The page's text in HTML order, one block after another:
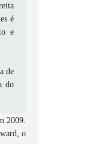
é
e
de
do
2009.
o